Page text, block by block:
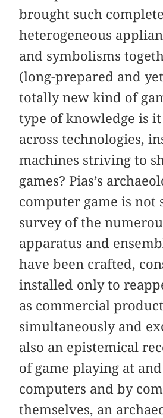
brought such
heterogeneous
and symbolisms
(long-prepared and
totally new kind of
type of knowledge is
across technologies,
machines striving to
games? Pias’s
computer game is not
survey of the
apparatus and
have been crafted,
installed only to
as commercial
simultaneously and
also an epistemical
of game playing at
computers and by
themselves, an